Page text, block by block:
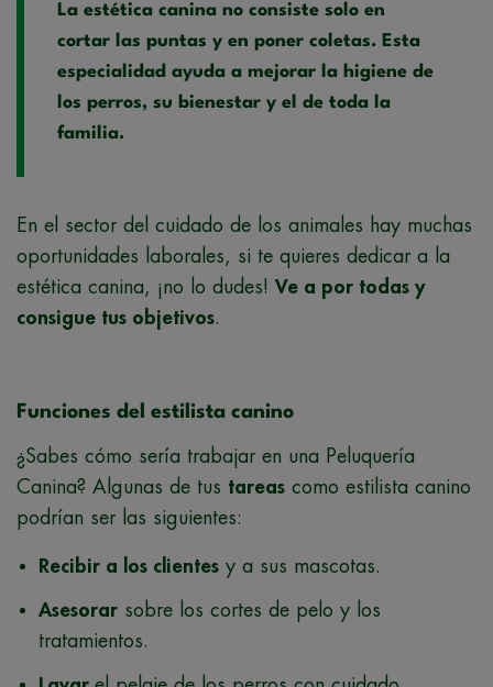
La estética canina no consiste solo en
cortar las puntas y en poner coletas. Esta
especialidad ayuda a mejorar la higiene de
los perros, su bienestar y el de toda la
familia.
En el sector del cuidado de los animales hay muchas
oportunidades laborales, si te quieres dedicar a la
estética canina, ¡no lo dudes! Ve a por todas y
consigue tus objetivos.
Funciones del estilista canino
¿Sabes cómo sería trabajar en una Peluquería
Canina? Algunas de tus tareas como estilista canino
podrían ser las siguientes:
Recibir a los clientes y a sus mascotas.
Asesorar sobre los cortes de pelo y los
tratamientos.